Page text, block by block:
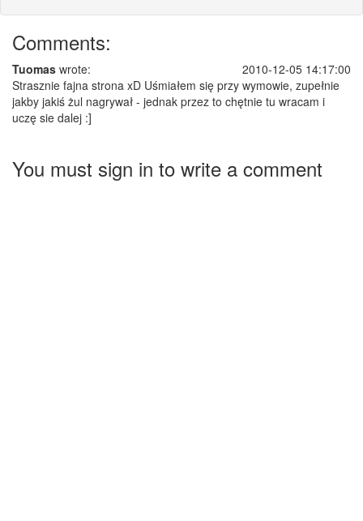
Comments:
Tuomas wrote:
2010-12-05 14:17:00
Strasznie fajna strona xD Uśmiałem się przy wymowie, zupełnie
jakby jakiś żul nagrywał - jednak przez to chętnie tu wracam i
uczę sie dalej :]
You must sign in to write a comment